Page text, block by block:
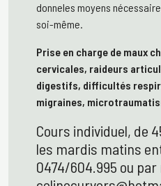
donneles moyens
soi-même.
Prise en charge de maux
cervicales, raideurs
digestifs, difficultés
migraines,
Cours individuel, de
les mardis matins
0474/604.995 ou par